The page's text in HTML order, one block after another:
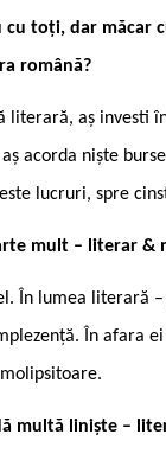
cu toți, dar măcar
română?
literară, aș investi
acorda niște
lucruri, spre
mult – literar &
În lumea literară
În afara
multă liniște –